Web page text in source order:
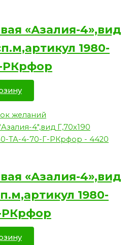
«Азалия-4»,вид
1980-
РКрфор
желаний
«Азалия-4»,вид
1980-
РКрфор